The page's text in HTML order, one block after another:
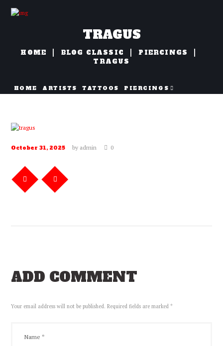
HOME ARTISTS TATTOOS
PIERCINGS
TRAGUS
HOME BLOG CLASSIC
PIERCINGS
TRAGUS
October 31, 2025 by admin 0
ADD COMMENT
Your email address will not be published. Required fields are marked *